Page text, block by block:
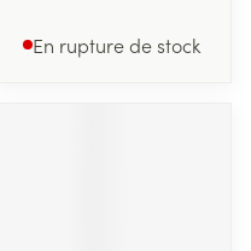
En rupture de stock